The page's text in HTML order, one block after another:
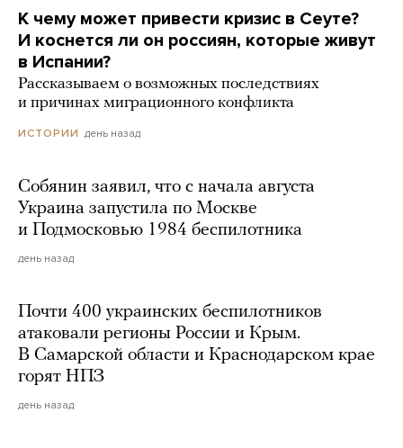
К чему может привести кризис в Сеуте?
И коснется ли он россиян, которые живут
в Испании?
Рассказываем о возможных последствиях
и причинах миграционного конфликта
ИСТОРИИ день назад
Собянин заявил, что с начала августа
Украина запустила по Москве
и Подмосковью 1984 беспилотника
день назад
Почти 400 украинских беспилотников
атаковали регионы России и Крым.
В Самарской области и Краснодарском крае
горят НПЗ
день назад